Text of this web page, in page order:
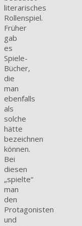
literarisches
Rollenspiel.
Früher
gab
es
Spiele-
Bücher,
die
man
ebenfalls
als
solche
hätte
bezeichnen
können.
Bei
diesen
„spielte“
man
den
Protagonisten
und